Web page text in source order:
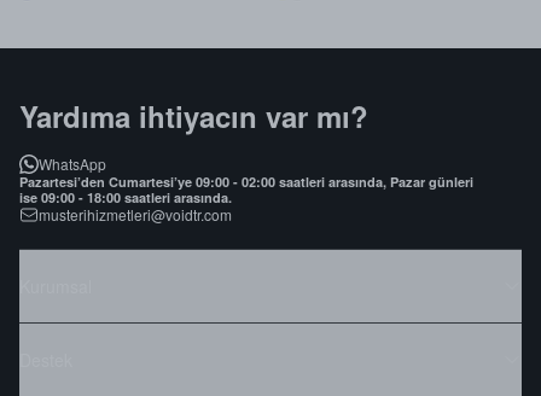
Yardıma ihtiyacın var mı?
WhatsApp
Pazartesi’den Cumartesi’ye 09:00 - 02:00 saatleri arasında, Pazar günleri
ise 09:00 - 18:00 saatleri arasında.
musterihizmetleri@voidtr.com